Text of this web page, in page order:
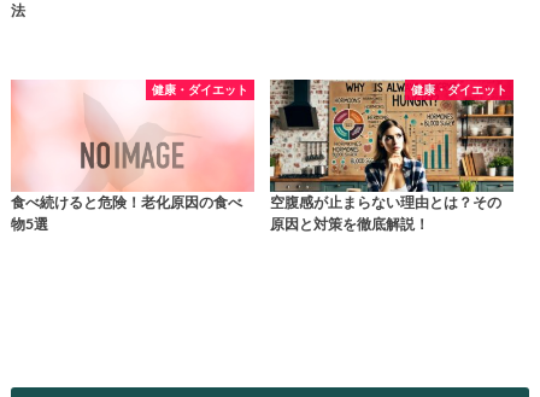
法
健康・ダイエット
食べ続けると危険！老化原因の食べ
物5選
健康・ダイエット
空腹感が止まらない理由とは？その
原因と対策を徹底解説！